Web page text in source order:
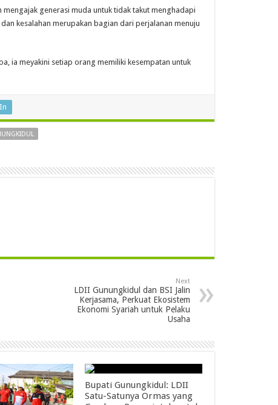
generasi muda untuk tidak takut menghadapi
kesalahan merupakan bagian dari perjalanan menuju
ia meyakini setiap orang memiliki kesempatan untuk
Next
LDII Gunungkidul dan BSI Jalin
Kerjasama, Perkuat Ekosistem
Ekonomi Syariah untuk Pelaku
Usaha
Bupati Gunungkidul: LDII
Satu-Satunya Ormas yang